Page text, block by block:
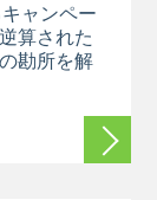
ャンペー
算された
勘所を解
続きを